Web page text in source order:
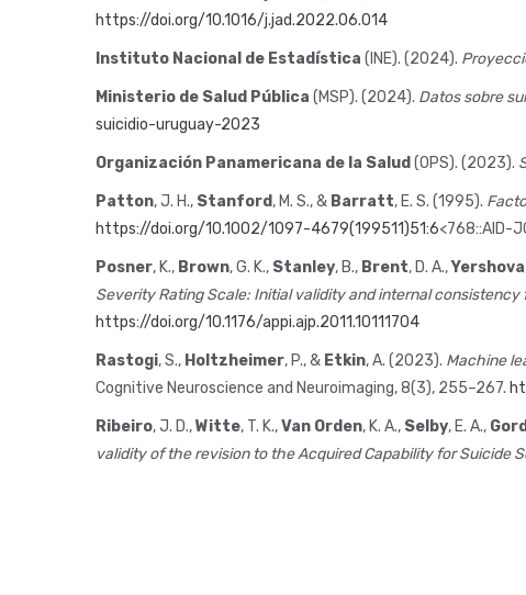
https://doi.org/10.1016/j.jad.2022.06.014
Instituto Nacional de Estadística (INE). (2024).
Ministerio de Salud Pública (MSP). (2024). Datos sobre
suicidio-uruguay-2023
Organización Panamericana de la Salud (OPS). (2023).
Patton, J. H., Stanford, M. S., & Barratt, E. S. (1995).
https://doi.org/10.1002/1097-4679(199511)51:6<768::AID-
Posner, K., Brown, G. K., Stanley, B., Brent, D. A.,Yershova
Severity Rating Scale: Initial validity and internal
https://doi.org/10.1176/appi.ajp.2011.10111704
Rastogi, S., Holtzheimer, P., & Etkin, A. (2023). Machine
Cognitive Neuroscience and Neuroimaging, 8(3), 255–267.
Ribeiro, J. D.,Witte, T. K.,Van Orden, K. A., Selby, E. A.,
validity of the revision to the Acquired Capability for Suicide